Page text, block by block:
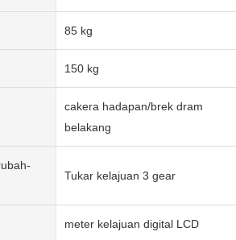
85 kg
150 kg
cakera hadapan/brek dram
belakang
Tukar kelajuan 3 gear
meter kelajuan digital LCD